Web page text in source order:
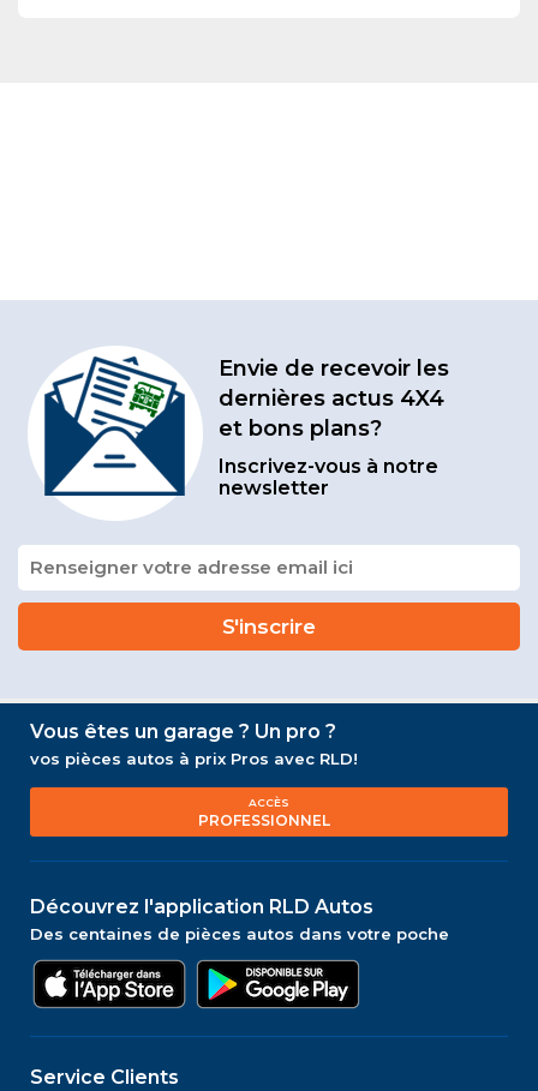
Envie de recevoir les
dernières actus 4X4
et bons plans?
Inscrivez-vous à notre
newsletter
Vous êtes un garage ? Un pro ?
vos pièces autos à prix Pros avec RLD!
ACCÈS
PROFESSIONNEL
Découvrez l'application RLD Autos
Des centaines de pièces autos dans votre poche
Service Clients